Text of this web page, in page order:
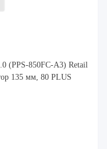
(PPS-850FC-A3) Retail
135 мм, 80 PLUS